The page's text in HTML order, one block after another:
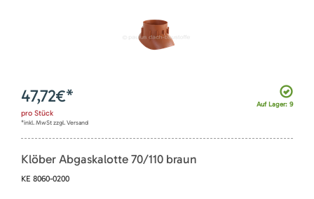
Auf Lager: 9
47,72€*
pro Stück
*inkl. MwSt zzgl. Versand
Klöber Abgaskalotte 70/110 braun
KE 8060-0200